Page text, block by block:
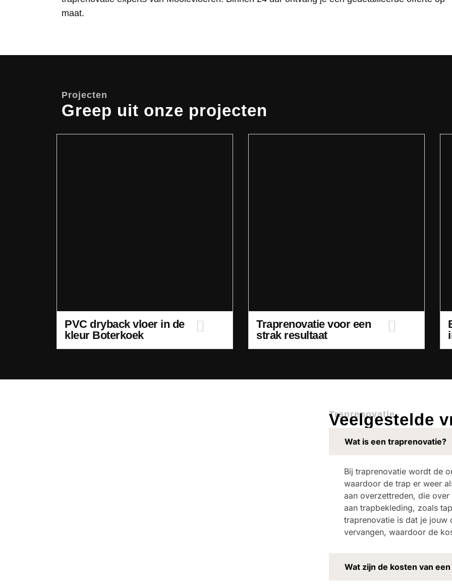
maat.
Projecten
Greep uit onze projecten
PVC dryback vloer in de
kleur Boterkoek
Traprenovatie voor een
strak resultaat
Traprenovatie
Veelgestelde
Wat is een traprenovatie?
Bij traprenovatie wordt de
waardoor de trap er weer
aan overzettreden, die
aan trapbekleding, zoals
traprenovatie is dat je jouw
vervangen, waardoor de
Wat zijn de kosten van